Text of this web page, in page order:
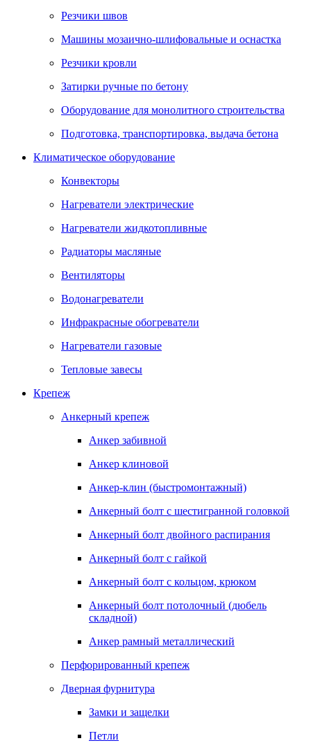
Резчики швов
Машины мозаично-шлифовальные и оснастка
Резчики кровли
Затирки ручные по бетону
Оборудование для монолитного строительства
Подготовка, транспортировка, выдача бетона
Климатическое оборудование
Конвекторы
Нагреватели электрические
Нагреватели жидкотопливные
Радиаторы масляные
Вентиляторы
Водонагреватели
Инфракрасные обогреватели
Нагреватели газовые
Тепловые завесы
Крепеж
Анкерный крепеж
Анкер забивной
Анкер клиновой
Анкер-клин (быстромонтажный)
Анкерный болт с шестигранной головкой
Анкерный болт двойного распирания
Анкерный болт с гайкой
Анкерный болт с кольцом, крюком
Анкерный болт потолочный (дюбель
складной)
Анкер рамный металлический
Перфорированный крепеж
Дверная фурнитура
Замки и защелки
Петли